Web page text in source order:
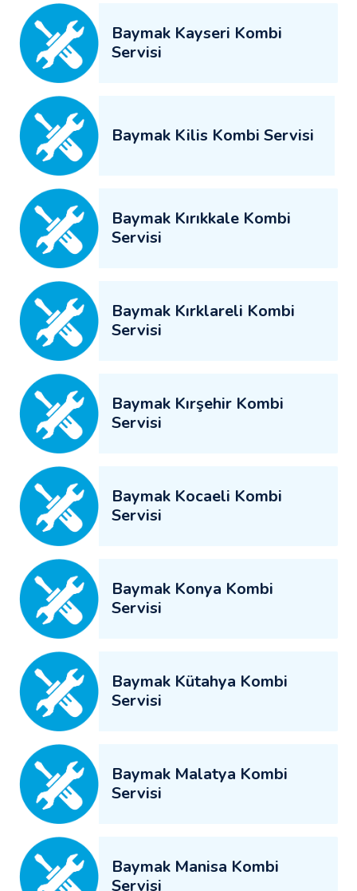
Baymak Kayseri Kombi
Servisi
Baymak Kilis Kombi Servisi
Baymak Kırıkkale Kombi
Servisi
Baymak Kırklareli Kombi
Servisi
Baymak Kırşehir Kombi
Servisi
Baymak Kocaeli Kombi
Servisi
Baymak Konya Kombi
Servisi
Baymak Kütahya Kombi
Servisi
Baymak Malatya Kombi
Servisi
Baymak Manisa Kombi
Servisi